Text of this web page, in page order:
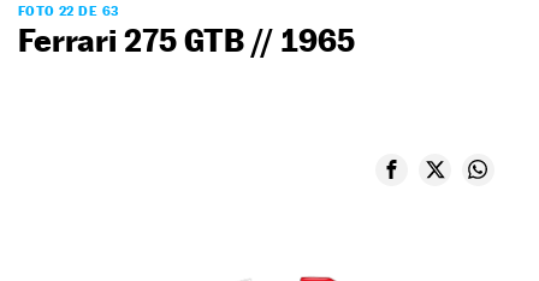
FOTO 22 DE 63
Ferrari 275 GTB // 1965